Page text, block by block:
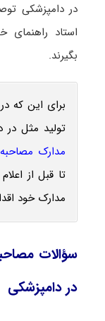
در دامپزشکی
استاد راهنمای
بگیرند.
برای این که
تولید مثل در
مدارک
تا قبل از
مدارک خود
سؤالات
در دامپزشکی